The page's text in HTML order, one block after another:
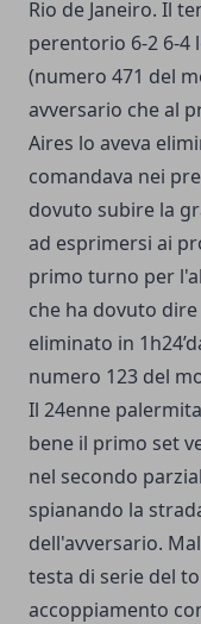
Rio de Janeiro. Il
perentorio 6-2 6-4
(numero 471 del
avversario che al
Aires lo aveva
comandava nei
dovuto subire la
ad esprimersi ai
primo turno per
che ha dovuto
eliminato in
numero 123 del
Il 24enne
bene il primo set
nel secondo
spianando la
dell'avversario.
testa di serie del
accoppiamento